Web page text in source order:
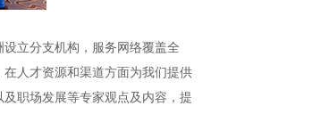
立分支机构，服务网络覆盖全
人才资源和渠道方面为我们提供
职场发展等专家观点及内容，提